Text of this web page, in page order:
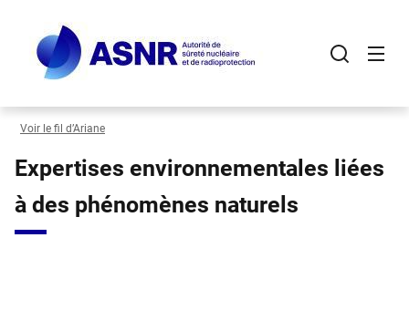
contenu
principal
Voir le fil d’Ariane
Expertises environnementales liées
à des phénomènes naturels